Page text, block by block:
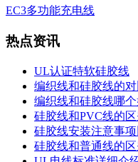
EC3多功能充电线
热点资讯
UL认证特软硅胶线
编织线和硅胶线的
编织线和硅胶线哪个
硅胶线和PVC线的
硅胶线安装注意事
硅胶线和普通线的区